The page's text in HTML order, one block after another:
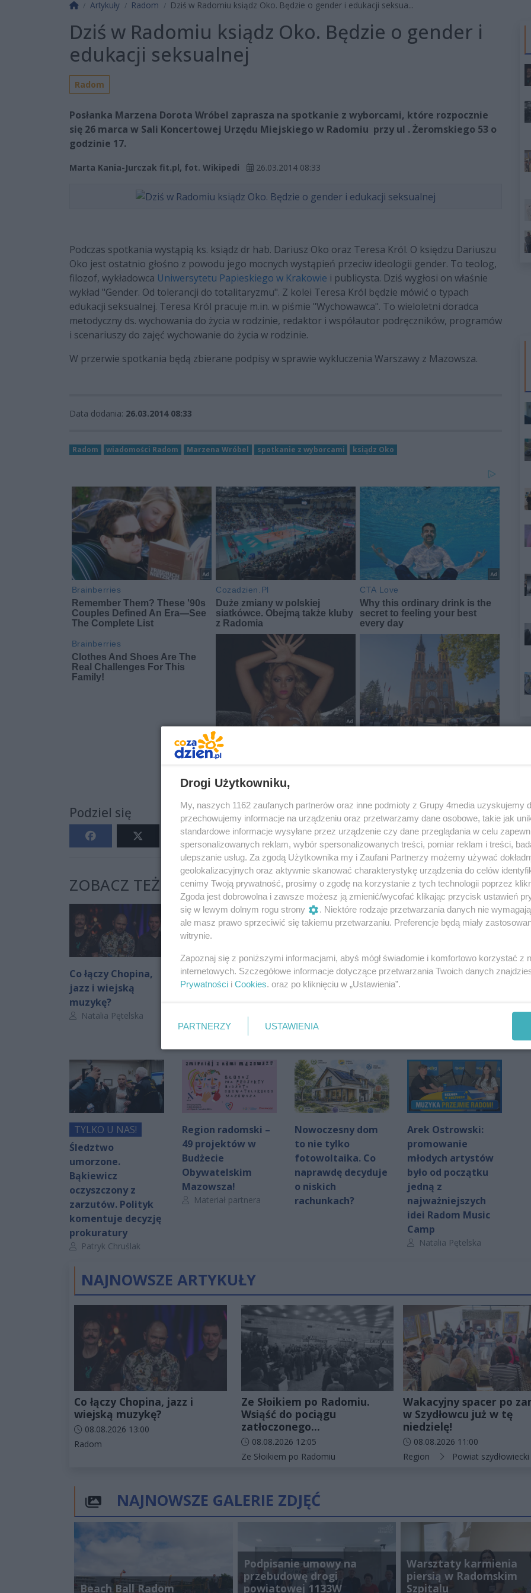
Strona główna
Artykuły Radom Dziś w Radomiu ksiądz Oko. Będzie o gender i edukacji seksua...
Dziś w Radomiu ksiądz Oko. Będzie o gender i
edukacji seksualnej
Radom
Posłanka Marzena Dorota Wróbel zaprasza na spotkanie z wyborcami, które rozpocznie
się 26 marca w Sali Koncertowej Urzędu Miejskiego w Radomiu przy ul . Żeromskiego 53 o
godzinie 17.
Marta Kania-Jurczak fit.pl, fot. Wikipedi 26.03.2014 08:33
Podczas spotkania wystąpią ks. ksiądz dr hab. Dariusz Oko oraz Teresa Król. O księdzu Dariuszu
Oko jest ostatnio głośno z powodu jego mocnych wystąpień przeciw ideologii gender. To teolog,
filozof, wykładowca Uniwersytetu Papieskiego w Krakowie i publicysta. Dziś wygłosi on właśnie
wykład "Gender. Od tolerancji do totalitaryzmu". Z kolei Teresa Król będzie mówić o typach
edukacji seksualnej. Teresa Król pracuje m.in. w piśmie "Wychowawca". To wieloletni doradca
metodyczny ds. wychowania do życia w rodzinie, redaktor i współautor podręczników, programów
i scenariuszy do zajęć wychowanie do życia w rodzinie.
W przerwie spotkania będą zbierane podpisy w sprawie wykluczenia Warszawy z Mazowsza.
Data dodania: 26.03.2014 08:33
Radom wiadomości Radom Marzena Wróbel spotkanie z wyborcami ksiądz Oko
Podziel się Oceń
0 0
ZOBACZ TEŻ:
Co łączy Chopina,
jazz i wiejską
muzykę?
Autor artykułu:
Natalia Pętelska
Już dzisiaj rusza
Radom Music
Przyszłe mamy
uczyły się karmić
Prof. Bukowski:
TYLKO U NAS!
Śledztwo
umorzone.
Bąkiewicz
oczyszczony z
zarzutów. Polityk
komentuje decyzję
prokuratury
Autor artykułu:
Patryk Chruślak
Region radomski –
49 projektów w
Budżecie
Obywatelskim
Mazowsza!
Autor artykułu:
Materiał partnera
Nowoczesny dom
to nie tylko
fotowoltaika. Co
naprawdę decyduje
o niskich
rachunkach?
Arek Ostrowski:
promowanie
młodych artystów
było od początku
jedną z
najważniejszych
idei Radom Music
Camp
Autor artykułu:
Natalia Pętelska
NAJNOWSZE ARTYKUŁY
Co łączy Chopina, jazz i
wiejską muzykę?
Data dodania artykułu:
08.08.2026 13:00
Kategorie artykułu:
Radom
Ze Słoikiem po Radomiu.
Wsiąść do pociągu
zatłoczonego...
Data dodania artykułu:
08.08.2026 12:05
Kategorie artykułu:
Ze Słoikiem po Radomiu
Wakacyjny spacer po
w Szydłowcu już w tę
niedzielę!
Data dodania artykułu:
08.08.2026 11:00
Kategorie artykułu:
Region Powiat szydłowiecki
NAJNOWSZE GALERIE ZDJĘĆ
Beach Ball Radom
Podpisanie umowy na
przebudowę drogi
powiatowej 1133W
Warsztaty karmienia
piersią w Radomskim
Szpitalu
Drogi Użytkowniku,
My, naszych 1162 zaufanych partnerów oraz inne podmioty z Grupy 4media uzyskujemy
przechowujemy informacje na urządzeniu oraz przetwarzamy dane osobowe, takie jak
standardowe informacje wysyłane przez urządzenie czy dane przeglądania w celu
spersonalizowanych reklam, wybór spersonalizowanych treści, pomiar reklam i treści,
ulepszanie usług. Za zgodą Użytkownika my i Zaufani Partnerzy możemy używać
geolokalizacyjnych oraz aktywnie skanować charakterystykę urządzenia do celów
cenimy Twoją prywatność, prosimy o zgodę na korzystanie z tych technologii poprzez
Zgoda jest dobrowolna i zawsze możesz ją zmienić/wycofać klikając przycisk ustawień
się w lewym dolnym rogu strony
. Niektóre rodzaje przetwarzania danych nie
ale masz prawo sprzeciwić się takiemu przetwarzaniu. Preferencje będą miały
witrynie.
Zapoznaj się z poniższymi informacjami, abyś mógł świadomie i komfortowo korzystać z
internetowych. Szczegółowe informacje dotyczące przetwarzania Twoich danych
Prywatności i Cookies. oraz po kliknięciu w „Ustawienia”.
PARTNERZY USTAWIENIA